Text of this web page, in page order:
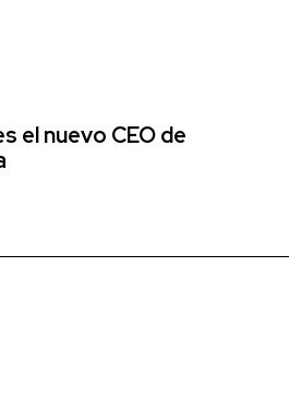
el nuevo CEO de